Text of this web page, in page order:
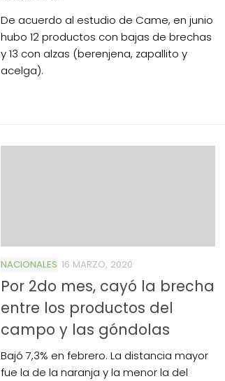
De acuerdo al estudio de Came, en junio
hubo 12 productos con bajas de brechas
y 13 con alzas (berenjena, zapallito y
acelga).
NACIONALES 16 MARZO, 2020
Por 2do mes, cayó la brecha
entre los productos del
campo y las góndolas
Bajó 7,3% en febrero. La distancia mayor
fue la de la naranja y la menor la del